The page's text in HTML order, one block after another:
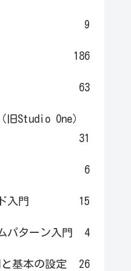
9
186
63
Studio One）
31
6
入門 15
パターン入門 4
基本の設定 26